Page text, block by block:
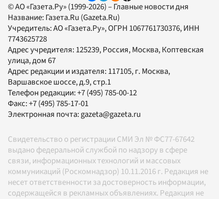
© АО «Газета.Ру» (1999-2026) – Главные новости дня
Название: Газета.Ru (Gazeta.Ru)
Учредитель:АО «Газета.Ру», ОГРН 1067761730376, ИНН
7743625728
Адрес учредителя: 125239, Россия, Москва, Коптевская
улица, дом 67
Адрес редакции и издателя: 117105, г. Москва,
Варшавское шоссе, д.9, стр.1
Телефон редакции:+7 (495) 785-00-12
Факс:+7 (495) 785-17-01
Электронная почта: gazeta@gazeta.ru
Свидетельство о регистрации СМИ Эл № ФС77-67642
выдано федеральной службой по надзору в сфере
связи, информационных технологий и массовых
коммуникаций (Роскомнадзор) 10.11.2016 г. Редакция не
несет ответственности за достоверность информации,
содержащейся в рекламных объявлениях. Редакция не